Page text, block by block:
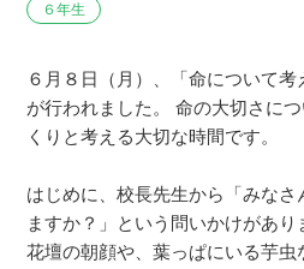
６年生
６月８日（月）、「命について
が行われました。 命の大切さに
くりと考える大切な時間です。
はじめに、校長先生から「みなさ
ますか？」という問いかけがあ
花壇の朝顔や、葉っぱにいる芋虫